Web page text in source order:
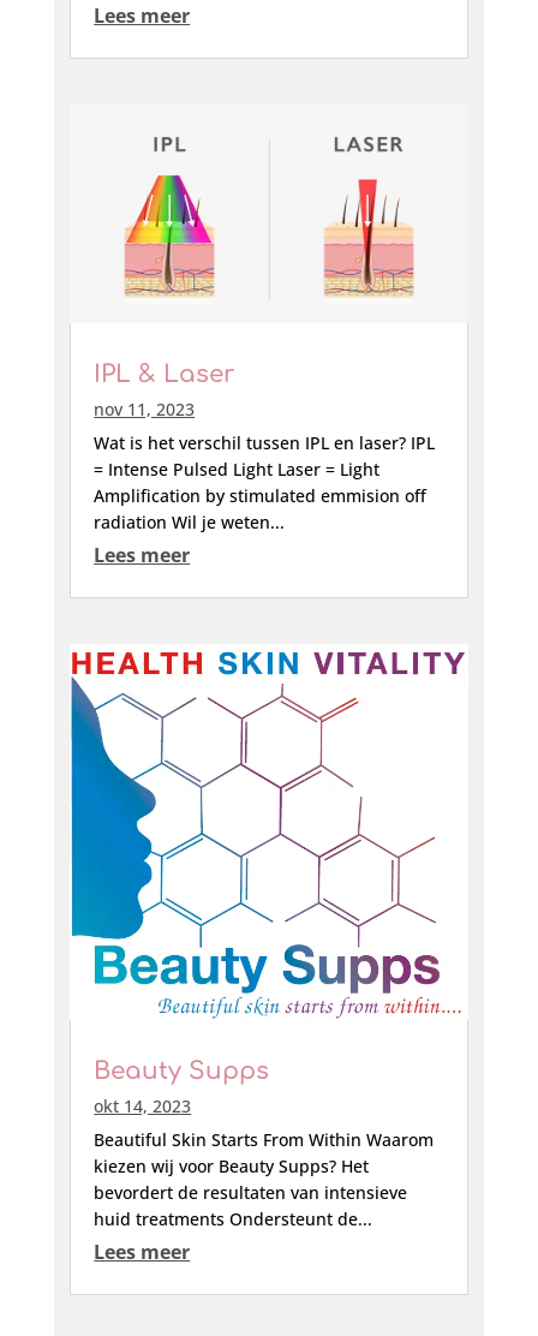
Lees meer
IPL & Laser
nov 11, 2023
Wat is het verschil tussen IPL en laser? IPL
= Intense Pulsed Light Laser = Light
Amplification by stimulated emmision off
radiation Wil je weten...
Lees meer
Beauty Supps
okt 14, 2023
Beautiful Skin Starts From Within Waarom
kiezen wij voor Beauty Supps? Het
bevordert de resultaten van intensieve
huid treatments Ondersteunt de...
Lees meer